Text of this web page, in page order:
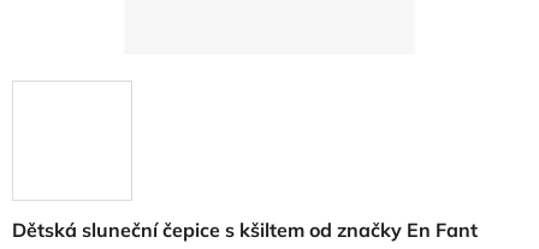
Dětská sluneční čepice s kšiltem od značky En Fant